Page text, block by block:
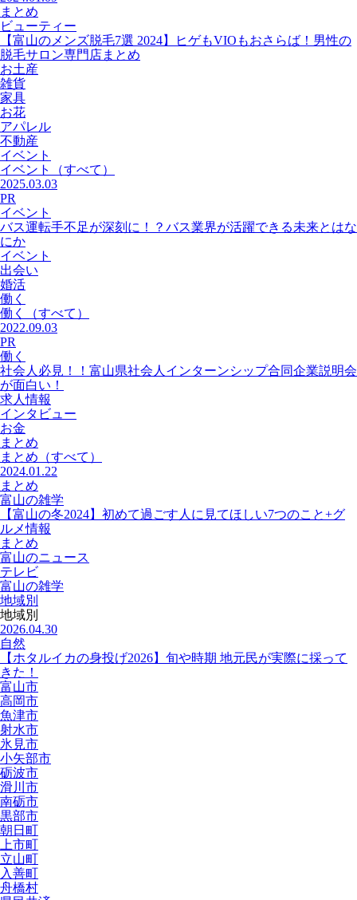
まとめ
ビューティー
【富山のメンズ脱毛7選 2024】ヒゲもVIOもおさらば！男性の
脱毛サロン専門店まとめ
お土産
雑貨
家具
お花
アパレル
不動産
イベント
イベント
（すべて）
2025.03.03
PR
イベント
バス運転手不足が深刻に！？バス業界が活躍できる未来とはな
にか
イベント
出会い
婚活
働く
働く
（すべて）
2022.09.03
PR
働く
社会人必見！！富山県社会人インターンシップ合同企業説明会
が面白い！
求人情報
インタビュー
お金
まとめ
まとめ （すべて）
2024.01.22
まとめ
富山の雑学
【富山の冬2024】初めて過ごす人に見てほしい7つのこと+グ
ルメ情報
まとめ
富山のニュース
テレビ
富山の雑学
地域別
地域別
2026.04.30
自然
【ホタルイカの身投げ2026】旬や時期 地元民が実際に採って
きた！
富山市
高岡市
魚津市
射水市
氷見市
小矢部市
砺波市
滑川市
南砺市
黒部市
朝日町
上市町
立山町
入善町
舟橋村